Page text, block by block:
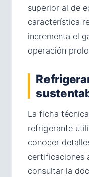
superior al de
característica
incrementa el
operación
La ficha
refrigerante
conocer
certificaciones
consultar la